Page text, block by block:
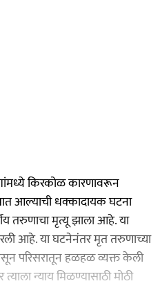
किरकोळ कारणावरून
आल्याची धक्कादायक घटना
तरुणाचा मृत्यू झाला आहे. या
आहे. या घटनेनंतर मृत तरुणाच्या
परिसरातून हळहळ व्यक्त केली
न्याय मिळण्यासाठी मोठी